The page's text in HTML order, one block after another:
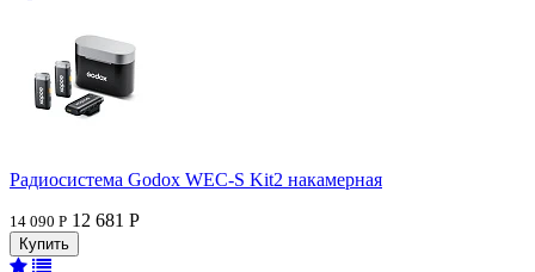
Радиосистема Godox WEC-S Kit2 накамерная
14 090 Р 12 681 Р